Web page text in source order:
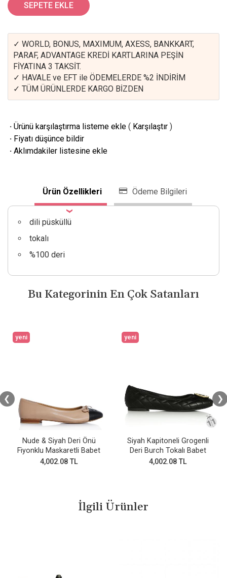
SEPETE EKLE
✓ WORLD, BONUS, MAXIMUM, AXESS, BANKKART,
PARAF, ADVANTAGE KREDİ KARTLARINA PEŞİN
FİYATINA 3 TAKSİT.
✓ HAVALE ve EFT ile ÖDEMELERDE %2 İNDİRİM
✓ TÜM ÜRÜNLERDE KARGO BİZDEN
· Ürünü karşılaştırma listeme ekle( Karşılaştır)
· Fiyatı düşünce bildir
· Aklımdakiler listesine ekle
Ürün Özellikleri Ödeme Bilgileri
dili püsküllü
tokalı
%100 deri
Bu Kategorinin En Çok Satanları
yeni
Nude & Siyah Deri Önü
Fiyonklu Maskaretli Babet
4,002.08 TL
yeni
Siyah Kapitoneli Grogenli
Deri Burch Tokalı Babet
4,002.08 TL
❮ ❯
İlgili Ürünler